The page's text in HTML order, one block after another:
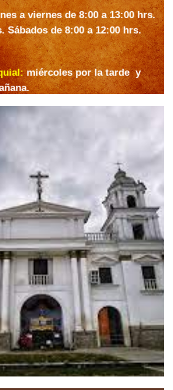
a viernes de 8:00 a 13:00 hrs.
Sábados de 8:00 a 12:00 hrs.
miércoles por la tarde y